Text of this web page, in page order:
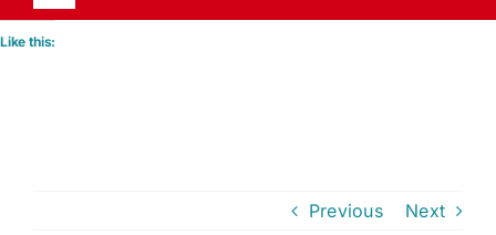
Navigation
Like this:
Previous Next